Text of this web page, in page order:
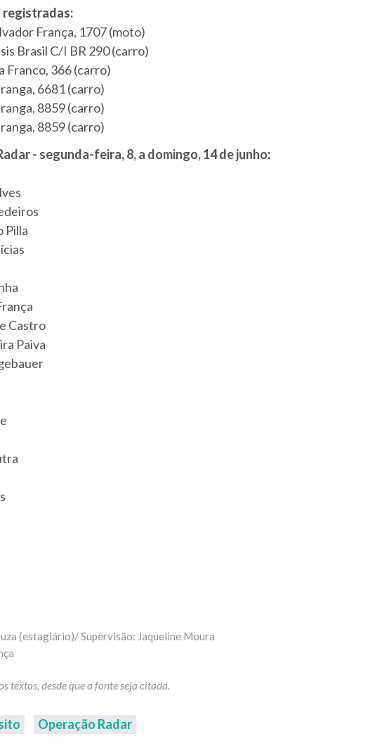
registradas:
França, 1707 (moto)
Brasil C/I BR 290 (carro)
Franco, 366 (carro)
6681 (carro)
8859 (carro)
8859 (carro)
- segunda-feira, 8, a domingo, 14 de junho:
Pilla
Castro
Paiva
(estagiário)/ Supervisão: Jaqueline Moura
Operação Radar